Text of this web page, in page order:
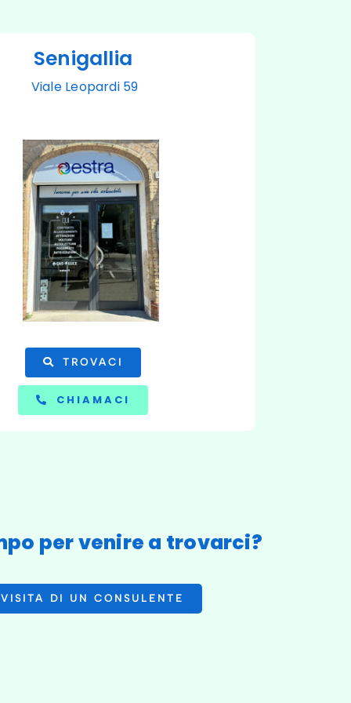
Senigallia
Viale Leopardi 59
TROVACI
CHIAMACI
per venire a trovarci?
DI UN CONSULENTE